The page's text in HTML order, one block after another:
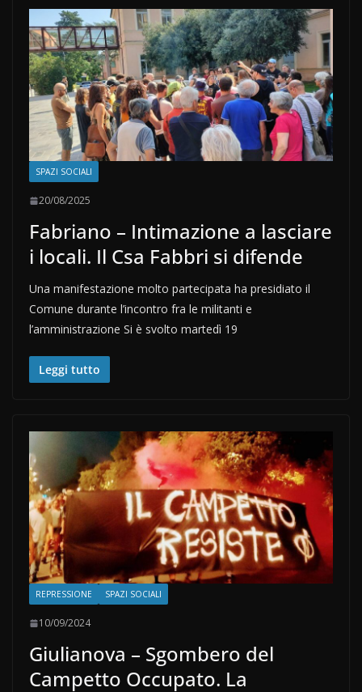
SPAZI SOCIALI
20/08/2025
Fabriano – Intimazione a lasciare
i locali. Il Csa Fabbri si difende
Una manifestazione molto partecipata ha presidiato il
Comune durante l’incontro fra le militanti e
l’amministrazione Si è svolto martedì 19
Leggi tutto
REPRESSIONE SPAZI SOCIALI
10/09/2024
Giulianova – Sgombero del
Campetto Occupato. La